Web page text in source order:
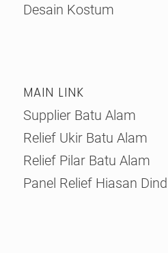
Desain Kostum
MAIN LINK
Supplier Batu Alam
Relief Ukir Batu Alam
Relief Pilar Batu Alam
Panel Relief Hiasan